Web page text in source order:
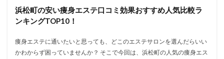
浜松町の安い痩身エステ口コミ効果おすすめ人気比較ラ
ンキングTOP10！
痩身エステに通いたいと思っても、どこのエステサロンを選んだらいい
かわからず困っていませんか？ そこで今回は、浜松町の人気の痩身エス